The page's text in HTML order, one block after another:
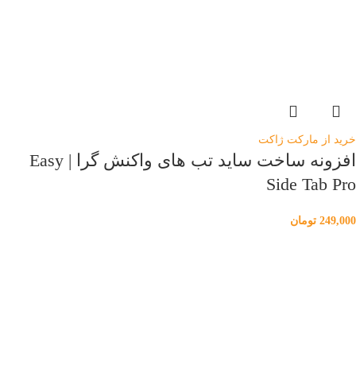
خرید از مارکت ژاکت
افزونه ساخت ساید تب های واکنش گرا | Easy
Side Tab Pro
249,000 تومان